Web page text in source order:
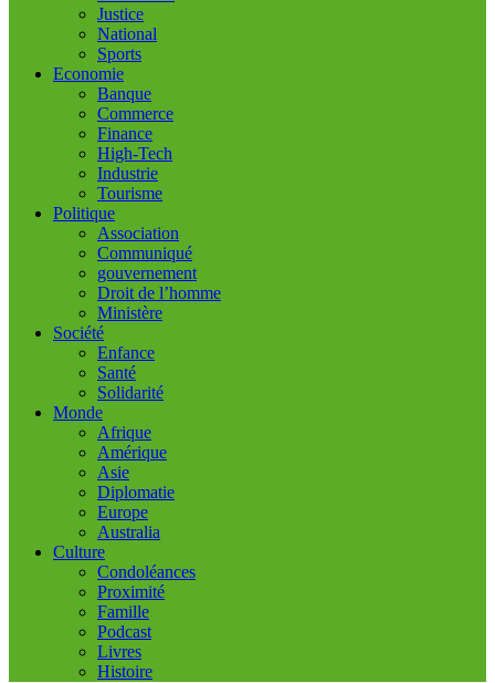
Justice
National
Sports
Economie
Banque
Commerce
Finance
High-Tech
Industrie
Tourisme
Politique
Association
Communiqué
gouvernement
Droit de l’homme
Ministère
Société
Enfance
Santé
Solidarité
Monde
Afrique
Amérique
Asie
Diplomatie
Europe
Australia
Culture
Condoléances
Proximité
Famille
Podcast
Livres
Histoire